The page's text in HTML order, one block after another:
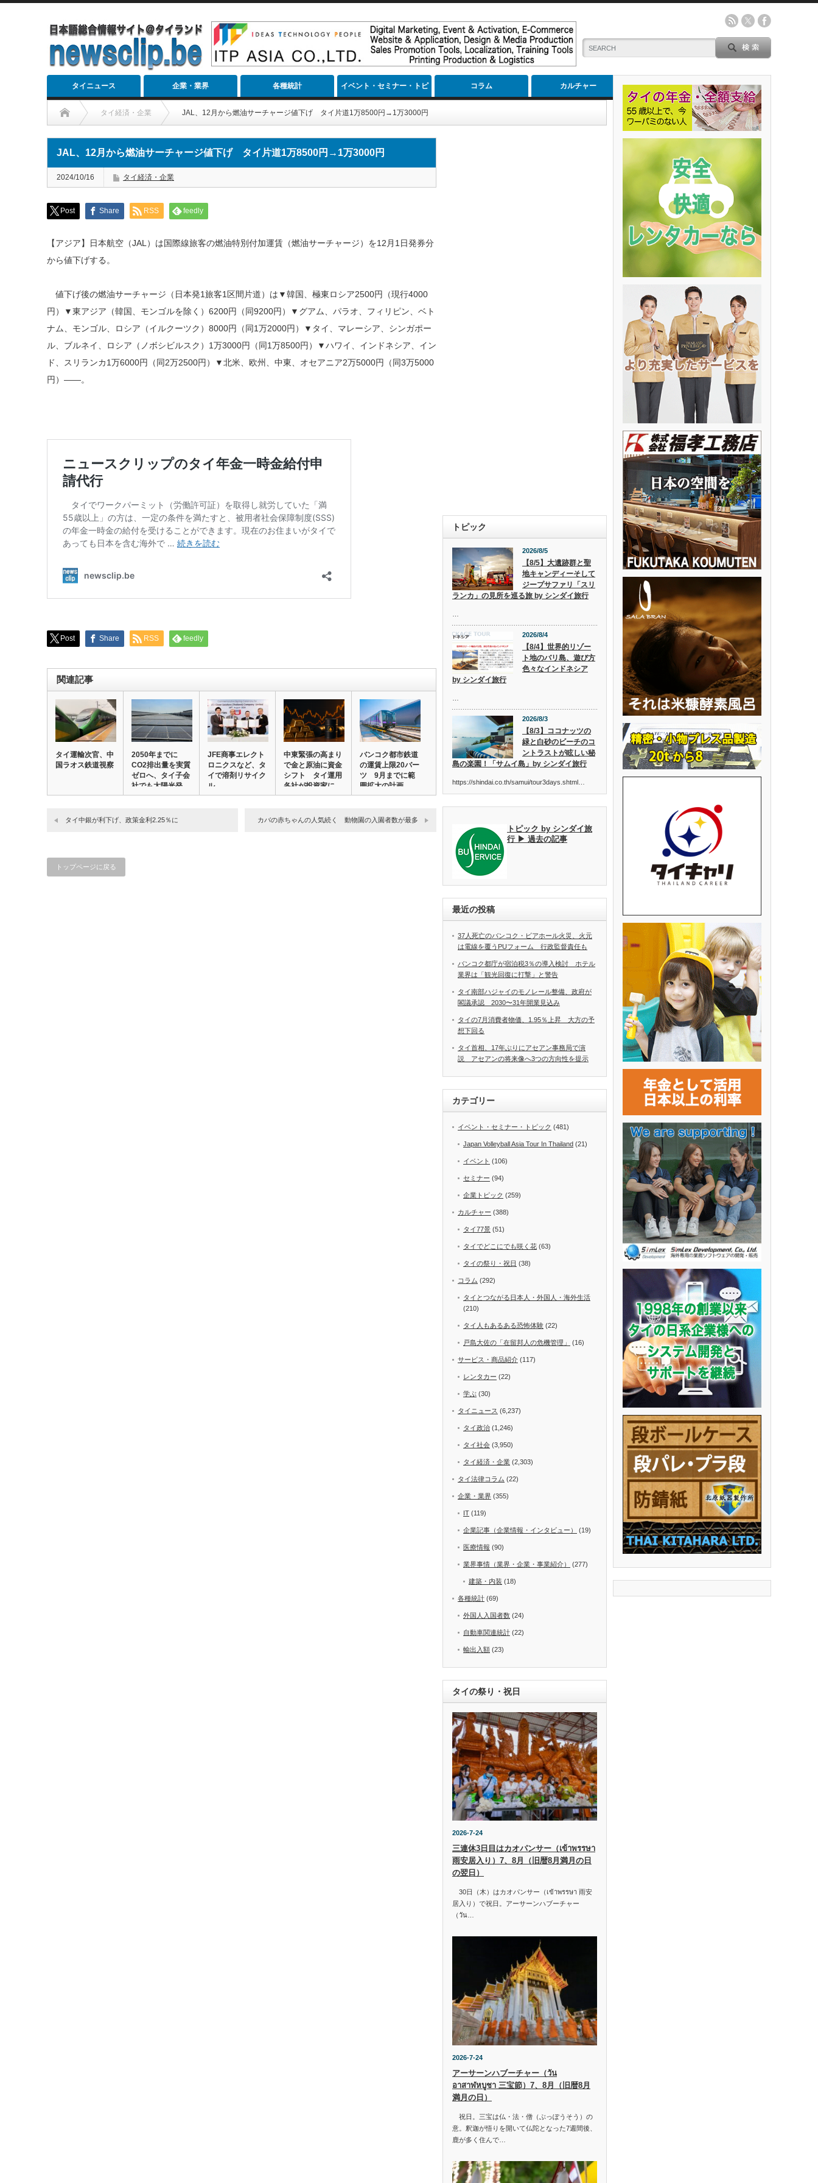
タイニュース 企業・業界 各種統計 イベント・セミナー・トピ
ック
コラム カルチャー
タイ経済・企業 JAL、12月から燃油サーチャージ値下げ タイ片道1万8500円→1万3000円
JAL、12月から燃油サーチャージ値下げ タイ片道1万8500円→1万3000円
2024/10/16 タイ経済・企業
Post Share RSS feedly
【アジア】日本航空（JAL）は国際線旅客の燃油特別付加運賃（燃油サーチャージ）を12月1日発券分
から値下げする。
値下げ後の燃油サーチャージ（日本発1旅客1区間片道）は▼韓国、極東ロシア2500円（現行4000
円）▼東アジア（韓国、モンゴルを除く）6200円（同9200円）▼グアム、パラオ、フィリピン、ベト
ナム、モンゴル、ロシア（イルクーツク）8000円（同1万2000円）▼タイ、マレーシア、シンガポー
ル、ブルネイ、ロシア（ノボシビルスク）1万3000円（同1万8500円）▼ハワイ、インドネシア、イン
ド、スリランカ1万6000円（同2万2500円）▼北米、欧州、中東、オセアニア2万5000円（同3万5000
円）――。
Post Share RSS feedly
関連記事
タイ運輸次官、中
国ラオス鉄道視察
2050年までに
CO2排出量を実質
ゼロへ、タイ子会
社でも太陽光発…
JFE商事エレクト
ロニクスなど、タ
イで溶剤リサイク
ル
中東緊張の高まり
で金と原油に資金
シフト タイ運用
各社が投資家に
警…
バンコク都市鉄道
の運賃上限20バー
ツ 9月までに範
囲拡大の計画
タイ中銀が利下げ、政策金利2.25％に カバの赤ちゃんの人気続く 動物園の入園者数が最多
トップページに戻る
トピック
2026/8/5
【8/5】大遺跡群と聖
地キャンディーそして
ジープサファリ「スリ
ランカ」の見所を巡る旅 by シンダイ旅行
2026/8/4
【8/4】世界的リゾー
ト地のバリ島、遊び方
色々なインドネシア
by シンダイ旅行
2026/8/3
【8/3】ココナッツの
緑と白砂のビーチのコ
ントラストが眩しい秘
島の楽園！「サムイ島」by シンダイ旅行
https://shindai.co.th/samui/tour3days.shtml…
トピック by シンダイ旅
行 ▶ 過去の記事
最近の投稿
37人死亡のバンコク・ビアホール火災、火元
は電線を覆うPUフォーム 行政監督責任も
バンコク都庁が宿泊税3％の導入検討 ホテル
業界は「観光回復に打撃」と警告
タイ南部ハジャイのモノレール整備、政府が
閣議承認 2030〜31年開業見込み
タイの7月消費者物価、1.95％上昇 大方の予
想下回る
タイ首相、17年ぶりにアセアン事務局で演
説 アセアンの将来像へ3つの方向性を提示
カテゴリー
イベント・セミナー・トピック (481)
Japan Volleyball Asia Tour In Thailand (21)
イベント (106)
セミナー (94)
企業トピック (259)
カルチャー (388)
タイ77景 (51)
タイでどこにでも咲く花 (63)
タイの祭り・祝日 (38)
コラム (292)
タイとつながる日本人・外国人・海外生活
(210)
タイ人もあるある恐怖体験 (22)
戸島大佐の「在留邦人の危機管理」 (16)
サービス・商品紹介 (117)
レンタカー (22)
学ぶ (30)
タイニュース (6,237)
タイ政治 (1,246)
タイ社会 (3,950)
タイ経済・企業 (2,303)
タイ法律コラム (22)
企業・業界 (355)
IT (119)
企業記事（企業情報・インタビュー） (19)
医療情報 (90)
業界事情（業界・企業・事業紹介） (277)
建築・内装 (18)
各種統計 (69)
外国人入国者数 (24)
自動車関連統計 (22)
輸出入額 (23)
タイの祭り・祝日
2026-7-24
三連休3日目はカオパンサー（เข้าพรรษา
雨安居入り）7、8月（旧暦8月満月の日
の翌日）
30日（木）はカオパンサー（เข้าพรรษา 雨安
居入り）で祝日。アーサーンハブーチャー
（วัน…
2026-7-24
アーサーンハブーチャー（วัน
อาสาฬหบูชา 三宝節）7、8月（旧暦8月
満月の日）
祝日。三宝は仏・法・僧（ぶっぽうそう）の
意。釈迦が悟りを開いて仏陀となった7週間後、
鹿が多く住んで…